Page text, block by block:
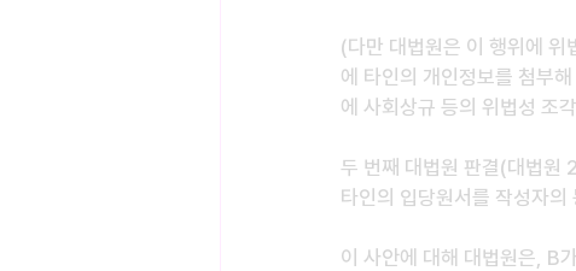
(다만 대법원은 이 행위에 위
에 타인의 개인정보를 첨부
에 사회상규 등의 위법성 조
두 번째 대법원 판결(대법
타인의 입당원서를 작성자
이 사안에 대해 대법원은, B